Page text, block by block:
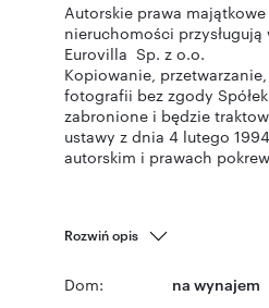
Autorskie prawa
nieruchomości przysługują
Eurovilla Sp. z o.o.
Kopiowanie,
fotografii bez zgody
zabronione i będzie
ustawy z dnia 4 lutego
autorskim i prawach
Rozwiń opis
Dom: na wynajem